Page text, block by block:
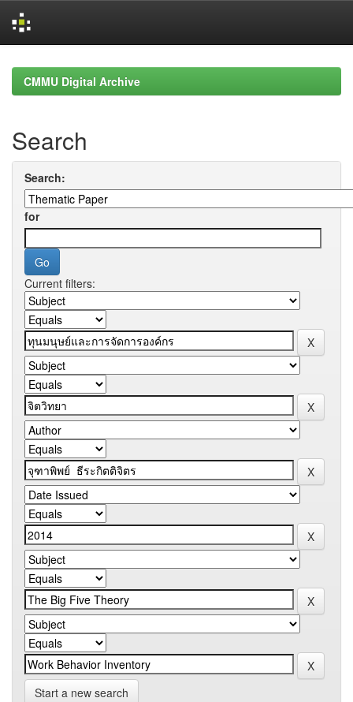
navigationCMMU Digital Archive
Search
Search:
for
Current filters:
Start a new search